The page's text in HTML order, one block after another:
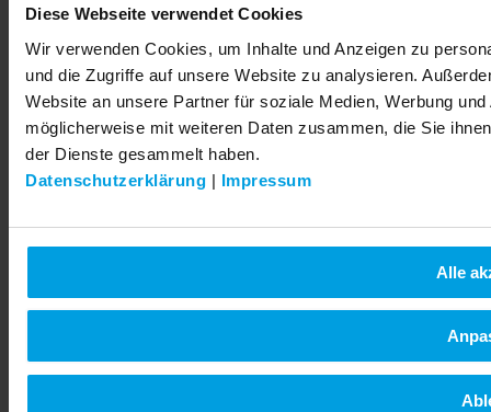
Diese Webseite verwendet Cookies
Wir verwenden Cookies, um Inhalte und Anzeigen zu
und die Zugriffe auf unsere Website zu analysieren.
Website an unsere Partner für soziale Medien, Werbung
möglicherweise mit weiteren Daten zusammen, die Sie
der Dienste gesammelt haben.
Datenschutzerklärung | Impressum
Alle